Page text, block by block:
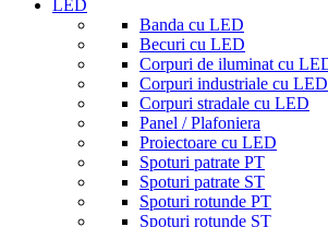
LED
Banda cu LED
Becuri cu LED
Corpuri de iluminat cu
Corpuri industriale cu LED
Corpuri stradale cu LED
Panel / Plafoniera
Proiectoare cu LED
Spoturi patrate PT
Spoturi patrate ST
Spoturi rotunde PT
Spoturi rotunde ST